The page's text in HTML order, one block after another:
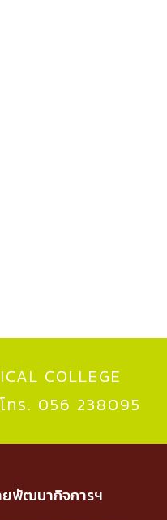
COLLEGE
ทร. 056 238095
ยพัฒนากิจการฯ